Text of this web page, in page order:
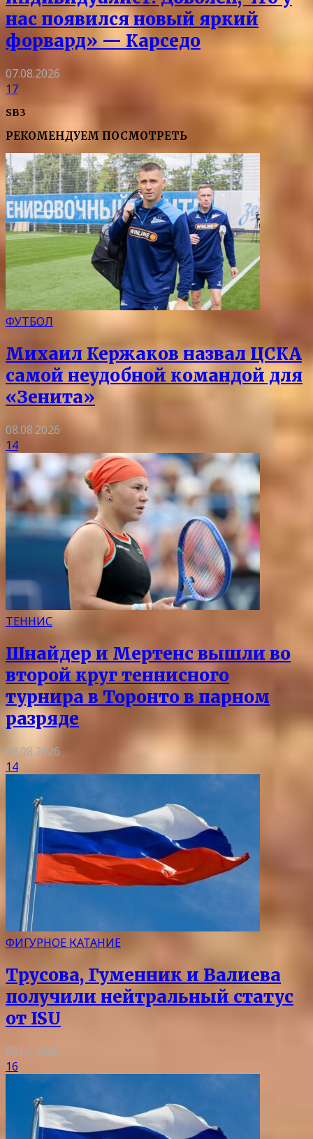
нас появился новый яркий
форвард» — Карседо
07.08.2026
17
SB3
РЕКОМЕНДУЕМ ПОСМОТРЕТЬ
ФУТБОЛ
Михаил Кержаков назвал ЦСКА
самой неудобной командой для
«Зенита»
08.08.2026
14
ТЕННИС
Шнайдер и Мертенс вышли во
второй круг теннисного
турнира в Торонто в парном
разряде
08.08.2026
14
ФИГУРНОЕ КАТАНИЕ
Трусова, Гуменник и Валиева
получили нейтральный статус
от ISU
08.08.2026
16